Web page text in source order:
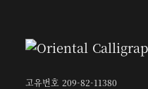
고유번호 209-82-11380